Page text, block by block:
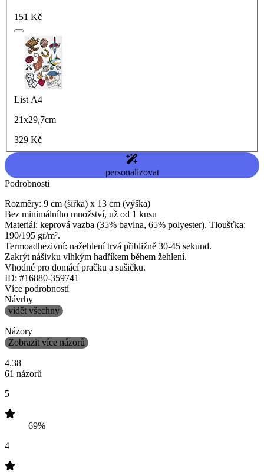
151 Kč
List A4
21x29,7cm
329 Kč
personalizovat
Podrobnosti
Rozměry: 9 cm (šířka) x 13 cm (výška)
Bez minimálního množství, už od 1 kusu
Materiál: keprová vazba (35% bavlna, 65% polyester). Tloušťka:
190/195 gr/m².
Termoadhezivní: nažehlení trvá přibližně 30-45 sekund.
Zakrýt nášivku vlhkým hadříkem během žehlení.
Vhodné pro domácí pračku a sušičku.
ID: #16880-359741
Více podrobností
Návrhy
vidět všechny
Názory
Zobrazit více názorů
4.38
61 názorů
5
69%
4